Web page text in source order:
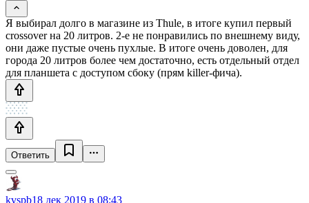
Я выбирал долго в магазине из Thule, в итоге купил первый
crossover на 20 литров. 2-е не понравились по внешнему виду,
они даже пустые очень пухлые. В итоге очень доволен, для
города 20 литров более чем достаточно, есть отдельный отдел
для планшета с доступом сбоку (прям killer-фича).
Ответить
kvspb18 дек 2019 в 08:43